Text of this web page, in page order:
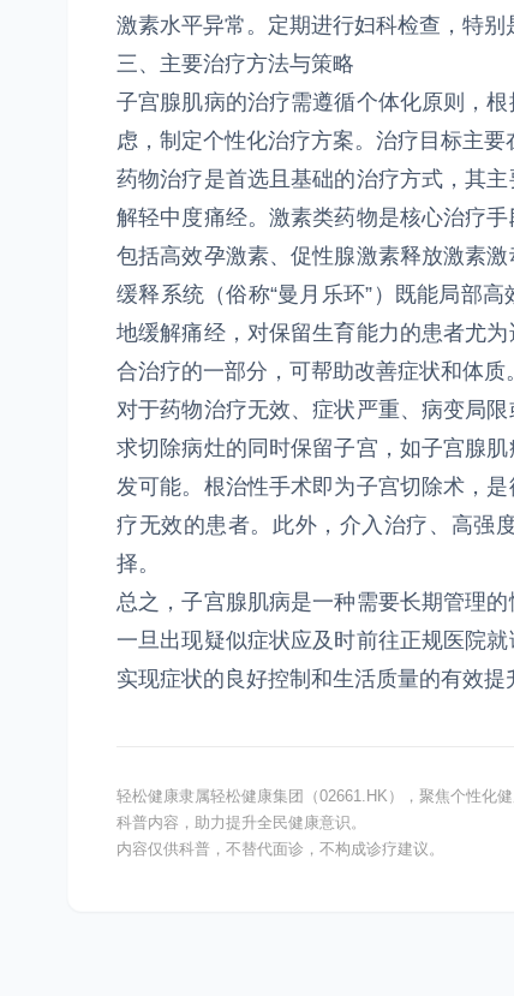
激素水平异常。定期进行妇科检查，特别
三、主要治疗方法与策略
子宫腺肌病的治疗需遵循个体化原则，
虑，制定个性化治疗方案。治疗目标主要
药物治疗是首选且基础的治疗方式，其
解轻中度痛经。激素类药物是核心治疗
包括高效孕激素、促性腺激素释放激素
缓释系统（俗称“曼月乐环”）既能局部
地缓解痛经，对保留生育能力的患者尤
合治疗的一部分，可帮助改善症状和体质。
对于药物治疗无效、症状严重、病变局
求切除病灶的同时保留子宫，如子宫腺
发可能。根治性手术即为子宫切除术，
疗无效的患者。此外，介入治疗、高强
择。
总之，子宫腺肌病是一种需要长期管理
一旦出现疑似症状应及时前往正规医院
实现症状的良好控制和生活质量的有效提
轻松健康隶属轻松健康集团（02661.HK），聚焦个性化
科普内容，助力提升全民健康意识。
内容仅供科普，不替代面诊，不构成诊疗建议。